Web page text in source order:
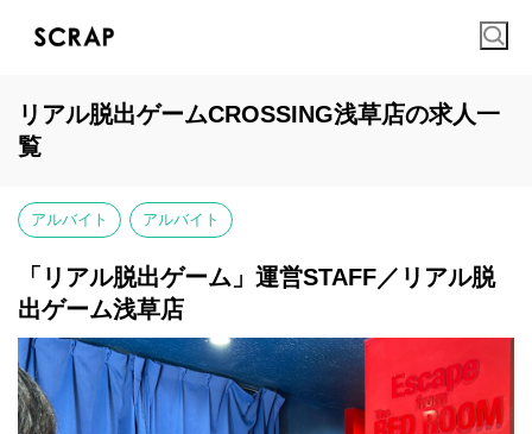
リアル脱出ゲームCROSSING浅草店の求人一
覧
アルバイト アルバイト
「リアル脱出ゲーム」運営STAFF／リアル脱
出ゲーム浅草店